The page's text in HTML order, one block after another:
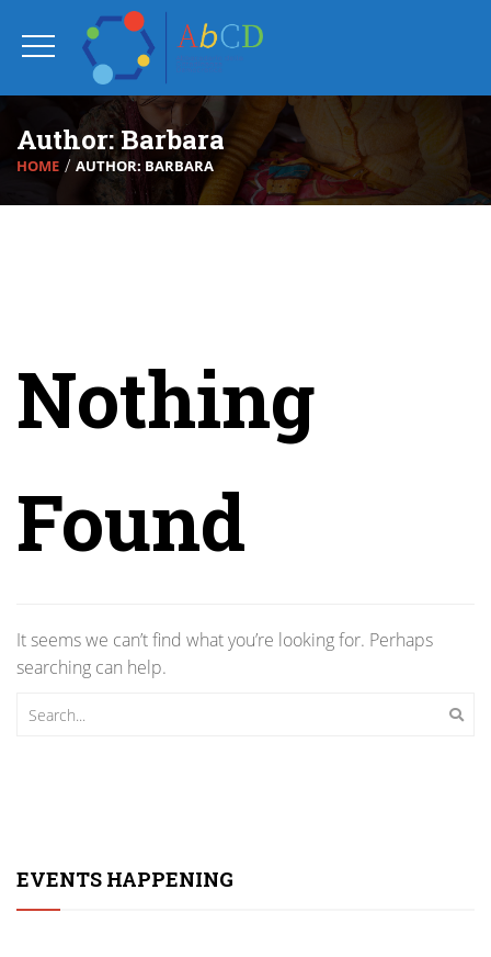
Author:Barbara
HOME AUTHOR: BARBARA
Nothing
Found
It seems we can’t find what you’re looking for. Perhaps
searching can help.
EVENTS HAPPENING